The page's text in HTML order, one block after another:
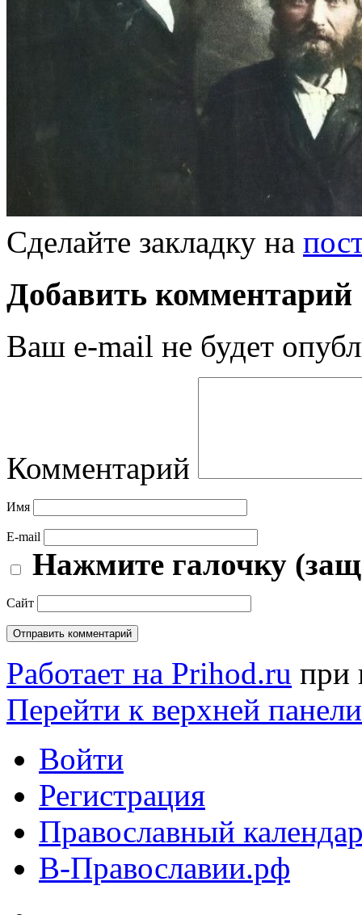
Сделайте закладку на
Добавить комментарий
Ваш e-mail не будет
Комментарий
Имя
E-mail
Нажмите галочку
Сайт
Работает на Prihod.ru при
Перейти к верхней панели
Войти
Регистрация
Православный
В-Православии.рф